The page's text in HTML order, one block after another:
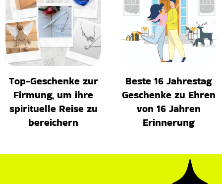
Top-Geschenke zur
Firmung, um ihre
spirituelle Reise zu
bereichern
Beste 16 Jahrestag
Geschenke zu Ehren
von 16 Jahren
Erinnerung